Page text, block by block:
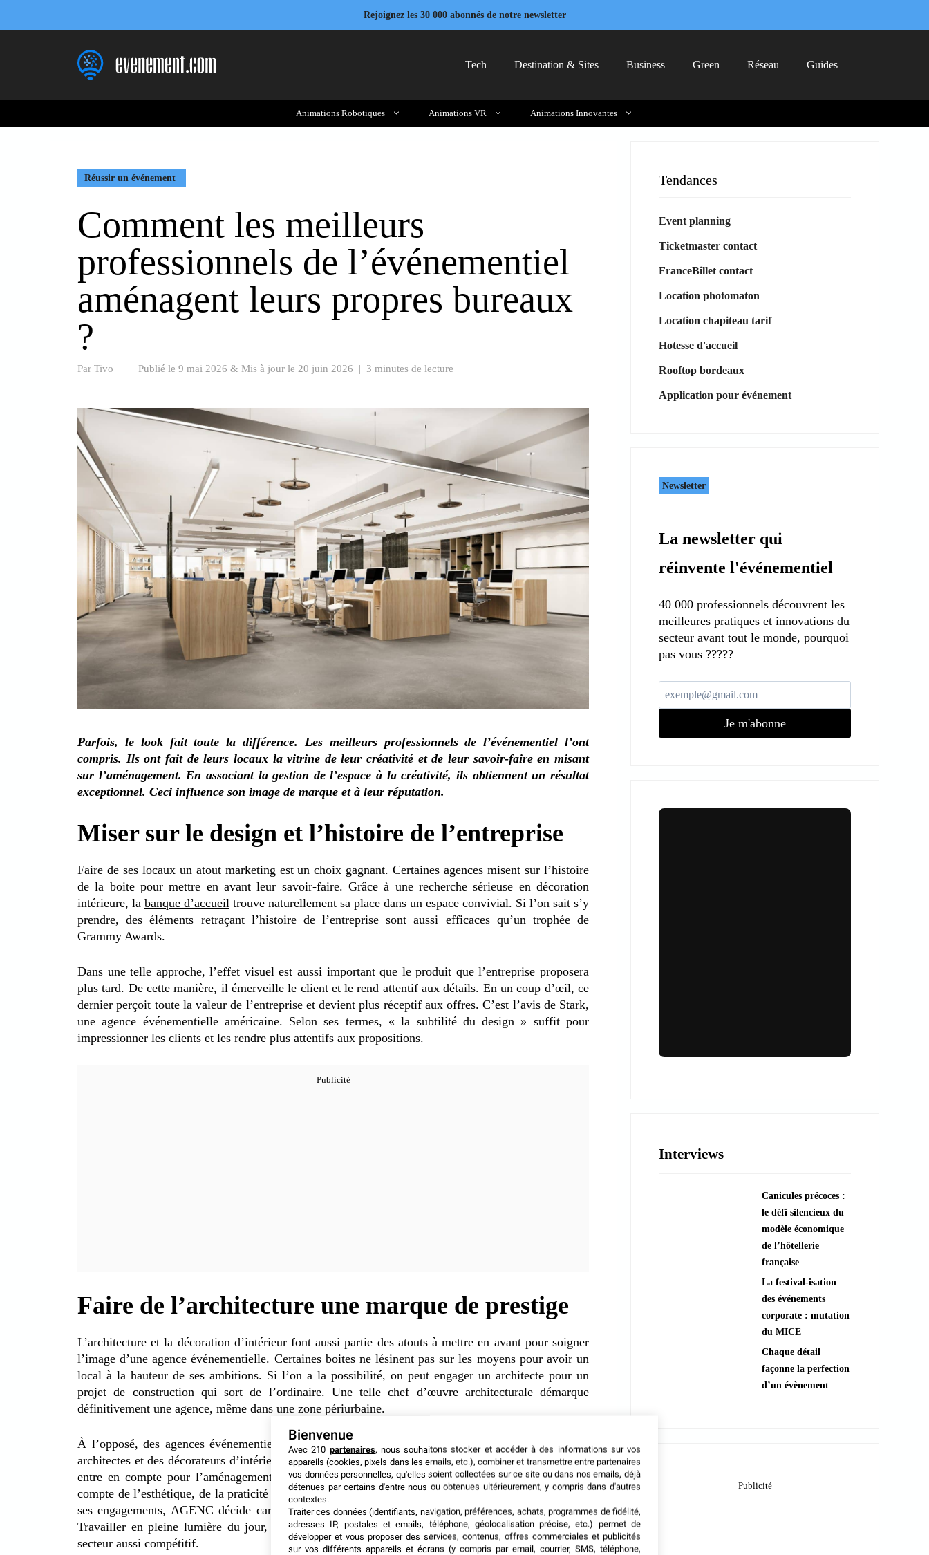
Rejoignez les 30 000 abonnés de notre newsletter
Tech Destination & Sites Business Green Réseau Guides
Animations Robotiques Animations VR Animations Innovantes
Réussir un événement
Comment les meilleurs
professionnels de l’événementiel
aménagent leurs propres bureaux
?
Par Tivo Publié le 9 mai 2026 & Mis à jour le 20 juin 2026 | 3 minutes de lecture
Parfois, le look fait toute la différence. Les meilleurs professionnels de l’événementiel l’ont
compris. Ils ont fait de leurs locaux la vitrine de leur créativité et de leur savoir-faire en misant
sur l’aménagement. En associant la gestion de l’espace à la créativité, ils obtiennent un résultat
exceptionnel. Ceci influence son image de marque et à leur réputation.
Miser sur le design et l’histoire de l’entreprise
Faire de ses locaux un atout marketing est un choix gagnant. Certaines agences misent sur l’histoire
de la boite pour mettre en avant leur savoir-faire. Grâce à une recherche sérieuse en décoration
intérieure, la banque d’accueil trouve naturellement sa place dans un espace convivial. Si l’on sait s’y
prendre, des éléments retraçant l’histoire de l’entreprise sont aussi efficaces qu’un trophée de
Grammy Awards.
Dans une telle approche, l’effet visuel est aussi important que le produit que l’entreprise proposera
plus tard. De cette manière, il émerveille le client et le rend attentif aux détails. En un coup d’œil, ce
dernier perçoit toute la valeur de l’entreprise et devient plus réceptif aux offres. C’est l’avis de Stark,
une agence événementielle américaine. Selon ses termes, « la subtilité du design » suffit pour
impressionner les clients et les rendre plus attentifs aux propositions.
Faire de l’architecture une marque de prestige
L’architecture et la décoration d’intérieur font aussi partie des atouts à mettre en avant pour soigner
l’image d’une agence événementielle. Certaines boites ne lésinent pas sur les moyens pour avoir un
local à la hauteur de ses ambitions. Si l’on a la possibilité, on peut engager un architecte pour un
projet de construction qui sort de l’ordinaire. Une telle chef d’œuvre architecturale démarque
définitivement une agence, même dans une zone périurbaine.
À l’opposé, des agences événementielles préfèrent investir dans les vieux bâtiments. L’apport des
architectes et des décorateurs d’intérieur sont aussi importants dans ce cas. En effet, plusieurs points
entre en compte pour l’aménagement de l’espace etle choix du mobilier. Il faut aussi bien tenir
compte de l’esthétique, de la praticité et du bien-être du personnel. Le choix du mobilier de Fidèle à
ses engagements, AGENC décide carrément d’installer son local de Los Angeles sur une terrasse.
Travailler en pleine lumière du jour, mais à l’ombre devient un privilège pour un personnel d’un
secteur aussi compétitif.
Tendances
Event planning
Ticketmaster contact
FranceBillet contact
Location photomaton
Location chapiteau tarif
Hotesse d'accueil
Rooftop bordeaux
Application pour événement
Newsletter
La newsletter qui
réinvente l'événementiel
40 000 professionnels découvrent les
meilleures pratiques et innovations du
secteur avant tout le monde, pourquoi
pas vous ?????
Je m'abonne
???? Explorer les animations
Interviews
Canicules précoces :
le défi silencieux du
modèle économique
de l’hôtellerie
française
La festival-isation
des événements
corporate : mutation
du MICE
Chaque détail
façonne la perfection
d’un évènement
Bienvenue
Avec 210 partenaires, nous souhaitons stocker et accéder à des informations sur vos
appareils (cookies, pixels dans les emails, etc.), combiner et transmettre entre partenaires
vos données personnelles, qu'elles soient collectées sur ce site ou dans nos emails, déjà
détenues par certains d'entre nous ou obtenues ultérieurement, y compris dans d'autres
contextes.
Traiter ces données (identifiants, navigation, préférences, achats, programmes de fidélité,
adresses IP, postales et emails, téléphone, géolocalisation précise, etc.) permet de
développer et vous proposer des services, contenus, offres commerciales et publicités
sur vos différents appareils et écrans (y compris par email, courrier, SMS, téléphone,